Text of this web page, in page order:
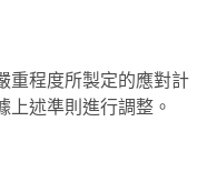
重程度所製定的應對計
上述準則進行調整。